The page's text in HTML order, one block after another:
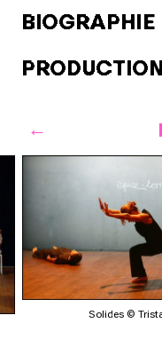
BIOGRAPHIE
PRODUCTION
Solides ©